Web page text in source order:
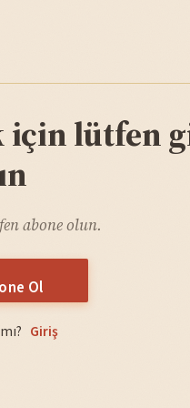
için lütfen
abone olun.
Ol
Giriş